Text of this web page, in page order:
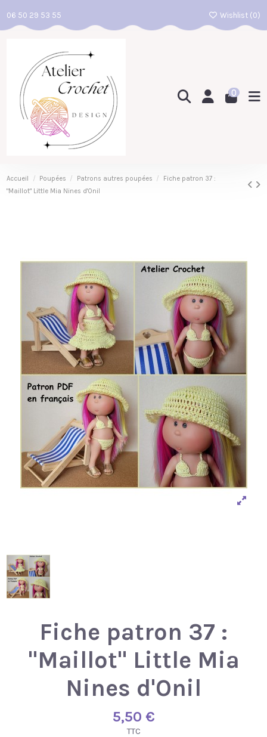
06 50 29 53 55 Wishlist (0)
0
Accueil Poupées Patrons autres poupées
Fiche patron 37 :
"Maillot" Little Mia Nines d'Onil
Fiche patron 37 :
"Maillot" Little Mia
Nines d'Onil
5,50 €
TTC